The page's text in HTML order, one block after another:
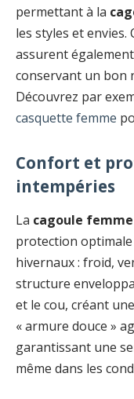
permettant à la
les styles et envies.
assurent
conservant un bon
Découvrez par
casquette femme
Confort et
intempéries
La cagoule femme
protection optimale
hivernaux : froid,
structure
et le cou, créant
« armure douce »
garantissant une
même dans les